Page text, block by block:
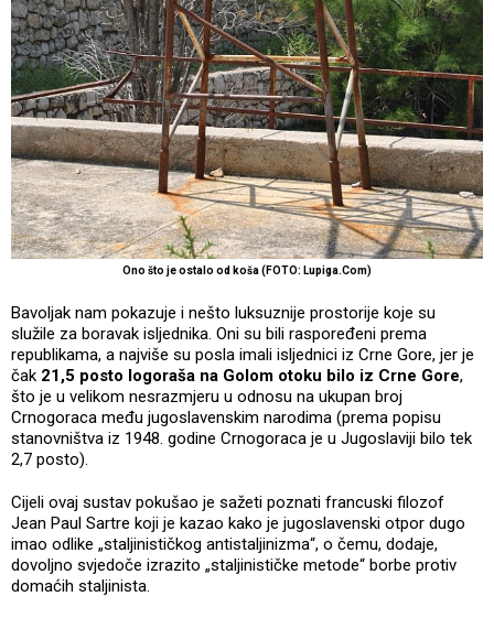
Ono što je ostalo od koša (FOTO: Lupiga.Com)
Bavoljak nam pokazuje i nešto luksuznije prostorije koje su
služile za boravak isljednika. Oni su bili raspoređeni prema
republikama, a najviše su posla imali isljednici iz Crne Gore, jer je
čak 21,5 posto logoraša na Golom otoku bilo iz Crne Gore,
što je u velikom nesrazmjeru u odnosu na ukupan broj
Crnogoraca među jugoslavenskim narodima (prema popisu
stanovništva iz 1948. godine Crnogoraca je u Jugoslaviji bilo tek
2,7 posto).
Cijeli ovaj sustav pokušao je sažeti poznati francuski filozof
Jean Paul Sartre koji je kazao kako je jugoslavenski otpor dugo
imao odlike „staljinističkog antistaljinizma“, o čemu, dodaje,
dovoljno svjedoče izrazito „staljinističke metode“ borbe protiv
domaćih staljinista.